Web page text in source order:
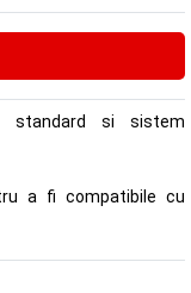
standard si sistem
a fi compatibile cu